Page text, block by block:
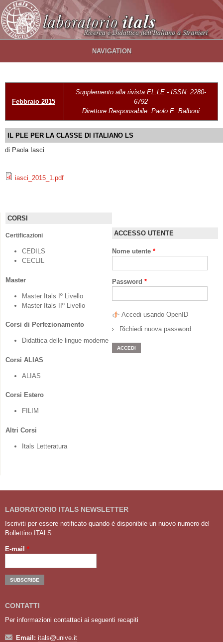
Salta al contenuto principale
NAVIGATION
Febbraio 2015
Supplemento alla rivista EL.LE - ISSN: 2280-
6792
Direttore Responsabile: Paolo E. Balboni
IL PLE PER LA CLASSE DI ITALIANO LS
di Paola Iasci
iasci_2015_1.pdf
CORSI
Certificazioni
CEDILS
CECLIL
Master
Master Itals Iº Livello
Master Itals IIº Livello
Corsi di Perfezionamento
Didattica delle lingue moderne
Corsi ALIAS
ALIAS
Corsi Estero
FILIM
Altri Corsi
Itals Letteratura
ACCESSO UTENTE
Nome utente *
Password *
Accedi usando OpenID
Richiedi nuova password
LABORATORIO ITALS NEWSLETTER
Iscriviti per essere notificato quando é disponibile un nuovo numero del
Bollettino ITALS
E-mail *
CONTATTI
Per informazioni contattaci ai seguenti recapiti
Email: itals@unive.it